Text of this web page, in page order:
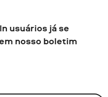
usuários já se
nosso boletim